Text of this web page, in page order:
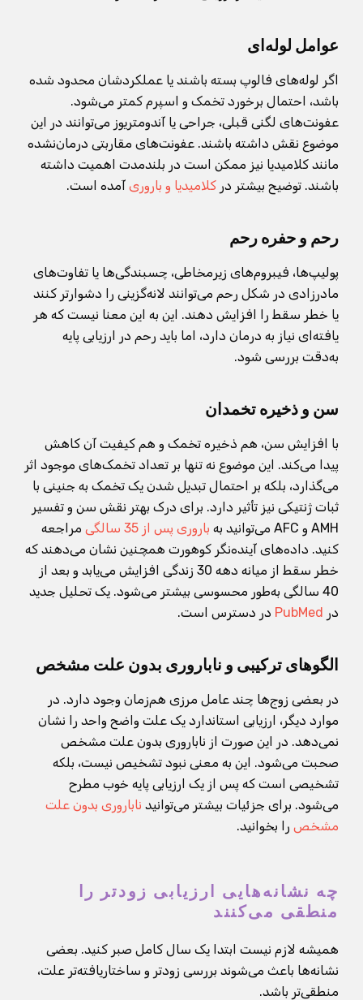
عوامل لوله‌ای
اگر لوله‌های فالوپ بسته باشند یا عملکردشان محدود شده
باشد، احتمال برخورد تخمک و اسپرم کمتر می‌شود.
عفونت‌های لگنی قبلی، جراحی یا آندومتریوز می‌توانند در این
موضوع نقش داشته باشند. عفونت‌های مقاربتی درمان‌نشده
مانند کلامیدیا نیز ممکن است در بلندمدت اهمیت داشته
باشند. توضیح بیشتر در کلامیدیا و باروری آمده است.
رحم و حفره رحم
پولیپ‌ها، فیبروم‌های زیرمخاطی، چسبندگی‌ها یا تفاوت‌های
مادرزادی در شکل رحم می‌توانند لانه‌گزینی را دشوارتر کنند
یا خطر سقط را افزایش دهند. این به این معنا نیست که هر
یافته‌ای نیاز به درمان دارد، اما باید رحم در ارزیابی پایه
به‌دقت بررسی شود.
سن و ذخیره تخمدان
با افزایش سن، هم ذخیره تخمک و هم کیفیت آن کاهش
پیدا می‌کند. این موضوع نه تنها بر تعداد تخمک‌های موجود اثر
می‌گذارد، بلکه بر احتمال تبدیل شدن یک تخمک به جنینی با
ثبات ژنتیکی نیز تأثیر دارد. برای درک بهتر نقش سن و تفسیر
AMH و AFC می‌توانید به
باروری پس از 35 سالگی
مراجعه
کنید. داده‌های آینده‌نگر کوهورت همچنین نشان می‌دهند که
خطر سقط از میانه دهه 30 زندگی افزایش می‌یابد و بعد از
40 سالگی به‌طور محسوسی بیشتر می‌شود. یک تحلیل جدید
در PubMed در دسترس است.
الگوهای ترکیبی و ناباروری بدون علت مشخص
در بعضی زوج‌ها چند عامل مرزی هم‌زمان وجود دارد. در
موارد دیگر، ارزیابی استاندارد یک علت واضح واحد را نشان
نمی‌دهد. در این صورت از ناباروری بدون علت مشخص
صحبت می‌شود. این به معنی نبود تشخیص نیست، بلکه
تشخیصی است که پس از یک ارزیابی پایه خوب مطرح
می‌شود. برای جزئیات بیشتر می‌توانید ناباروری بدون علت
مشخص را بخوانید.
چه نشانه‌هایی ارزیابی زودتر را
منطقی می‌کنند
همیشه لازم نیست ابتدا یک سال کامل صبر کنید. بعضی
نشانه‌ها باعث می‌شوند بررسی زودتر و ساختاریافته‌تر علت،
منطقی‌تر باشد.